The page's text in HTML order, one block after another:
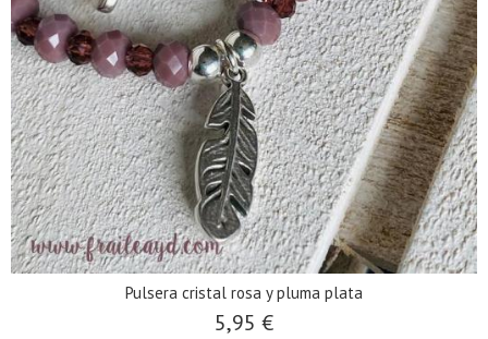
Pulsera cristal rosa y pluma plata
5,95 €